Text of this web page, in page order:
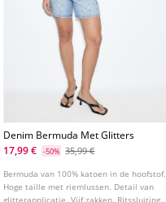
Denim Bermuda Met Glitters
17,99 €
-50% 35,99 €
Bermuda van 100% katoen in de hoofstof.
Hoge taille met riemlussen. Detail van
glitterapplicatie. Vijf zakken. Ritssluiting